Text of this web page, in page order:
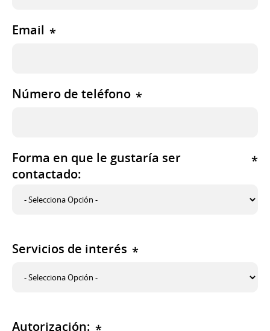
*
Email
*
Número de teléfono
*
Forma en que le gustaría ser
contactado:
*
Servicios de interés
Autorización: